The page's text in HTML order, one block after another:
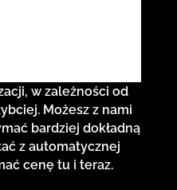
w zależności od
Możesz z nami
bardziej dokładną
z automatycznej
cenę tu i teraz.